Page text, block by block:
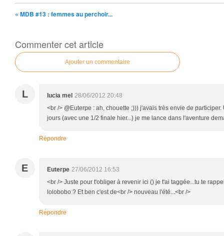
« MDB #13 : femmes au perchoir...
Commenter cet article
Ajouter un commentaire
L lucia mel 28/06/2012 20:48
<br /> @Euterpe : ah, chouette ;))) j'avais très envie de
jours (avec une 1/2 finale hier...) je me lance dans l'aventure
Répondre
E Euterpe 27/06/2012 16:53
<br /> Juste pour t'obliger à revenir ici () je t'ai taggée...tu te
lolobobo ? Et ben c'est de<br /> nouveau l'été...<br />
Répondre